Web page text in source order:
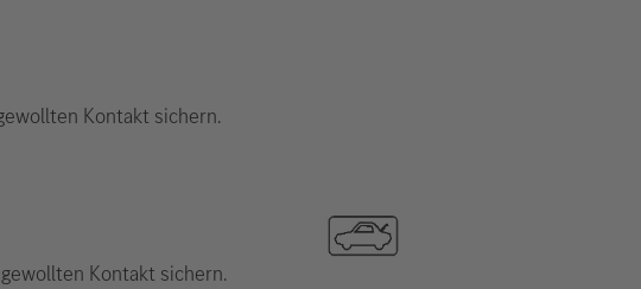
Kontakt sichern.
Kontakt sichern.